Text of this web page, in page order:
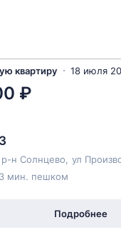
квартиру 18 июля
₽
р-н Солнцево ул
мин. пешком
Подробнее